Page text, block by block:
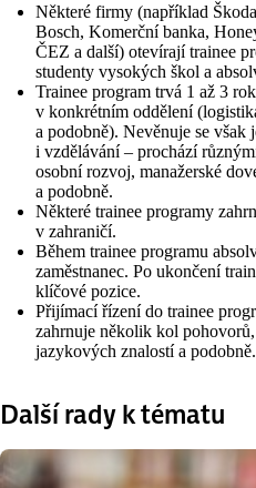
Některé firmy (například
Bosch, Komerční banka,
ČEZ a další) otevírají trainee
studenty vysokých škol a
Trainee program trvá 1 až 3
v konkrétním oddělení
a podobně). Nevěnuje se
i vzdělávání – prochází
osobní rozvoj, manažerské
a podobně.
Některé trainee programy
v zahraničí.
Během trainee programu
zaměstnanec. Po ukončení
klíčové pozice.
Přijímací řízení do trainee
zahrnuje několik kol pohovorů,
jazykových znalostí a podobně.
Další rady k tématu